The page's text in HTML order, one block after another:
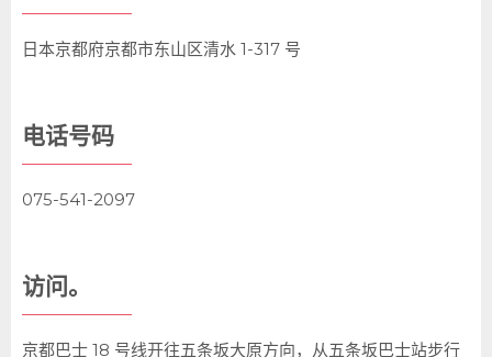
日本京都府京都市东山区清水 1-317 号
电话号码
075-541-2097
访问。
京都巴士 18 号线开往五条坂大原方向，从五条坂巴士站步行